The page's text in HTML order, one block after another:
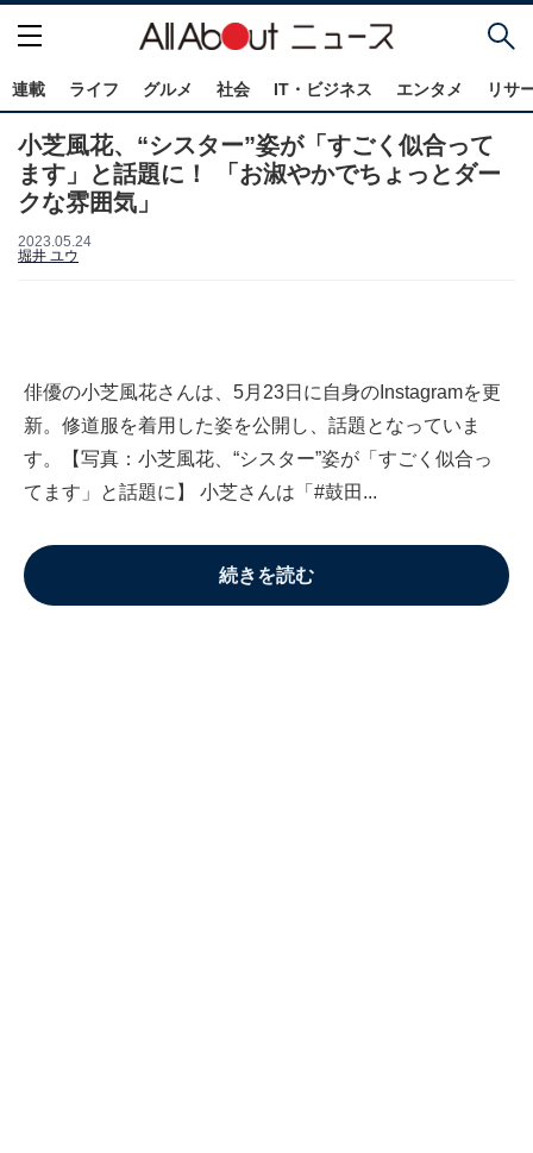
連載 ライフ グルメ 社会 IT・ビジネス エンタメ リサ
小芝風花、“シスター”姿が「すごく似合って
ます」と話題に！ 「お淑やかでちょっとダー
クな雰囲気」
2023.05.24
堀井 ユウ
俳優の小芝風花さんは、5月23日に自身のInstagramを更
新。修道服を着用した姿を公開し、話題となっていま
す。【写真：小芝風花、“シスター”姿が「すごく似合っ
てます」と話題に】 小芝さんは「#鼓田...
続きを読む